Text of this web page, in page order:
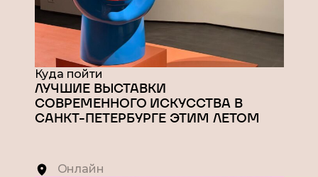
Куда пойти
ЛУЧШИЕ ВЫСТАВКИ
СОВРЕМЕННОГО ИСКУССТВА В
САНКТ-ПЕТЕРБУРГЕ ЭТИМ ЛЕТОМ
Онлайн